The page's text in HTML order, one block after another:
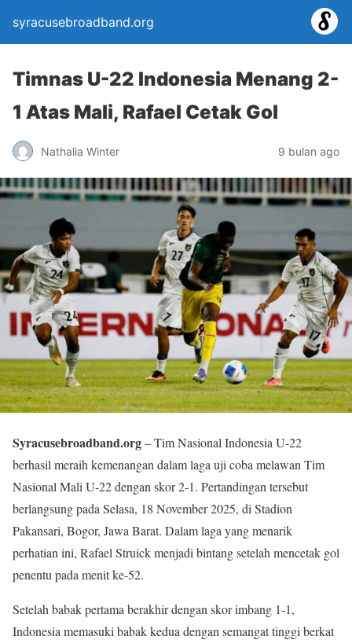
syracusebroadband.org
Timnas U-22 Indonesia Menang 2-
1 Atas Mali, Rafael Cetak Gol
Nathalia Winter 9 bulan ago
Syracusebroadband.org– Tim Nasional Indonesia U-22
berhasil meraih kemenangan dalam laga uji coba melawan Tim
Nasional Mali U-22 dengan skor 2-1. Pertandingan tersebut
berlangsung pada Selasa, 18 November 2025, di Stadion
Pakansari, Bogor, Jawa Barat. Dalam laga yang menarik
perhatian ini, Rafael Struick menjadi bintang setelah mencetak gol
penentu pada menit ke-52.
Setelah babak pertama berakhir dengan skor imbang 1-1,
Indonesia memasuki babak kedua dengan semangat tinggi berkat